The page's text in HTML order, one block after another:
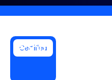
Certified